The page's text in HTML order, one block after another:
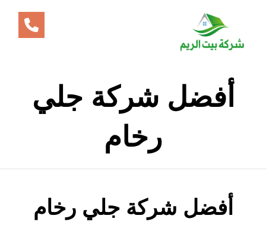
أفضل شركة جلي
رخام
أفضل شركة جلي رخام